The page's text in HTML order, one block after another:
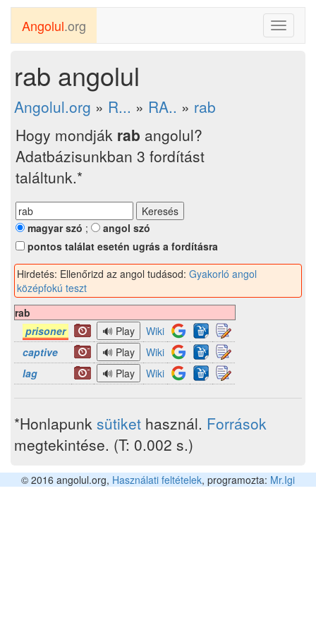
Toggle
Angolul.org
rab angolul
Angolul.org » R... » RA.. » rab
Hogy mondják rab angolul?
Adatbázisunkban 3 fordítást
találtunk.*
magyar szó ;
angol szó
pontos találat esetén ugrás a fordításra
Hirdetés: Ellenőrizd az angol tudásod: Gyakorló angol
középfokú teszt
rab
prisoner
Wiki
captive
Wiki
lag
Wiki
*Honlapunk sütiket használ. Források
megtekintése. (T: 0.002 s.)
© 2016 angolul.org, Használati feltételek, programozta: Mr.Igi